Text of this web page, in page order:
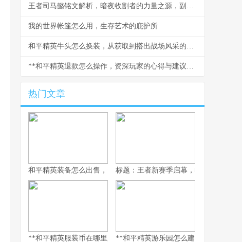
王者司马懿铭文解析，暗夜收割者的力量之源，副标题，穿透与爆发的艺术铭文交响
我的世界帐篷怎么用，生存艺术的庇护所
和平精英牛头怎么换装，从获取到搭出战场风采的副标题
**和平精英退款怎么操作，资深玩家的心得与建议，副标题，理清流程规避风险的实用指南**
热门文章
和平精英装备怎么出售，资深玩家的交易谋略副标题，虚拟战场的
标题：王者新赛季启幕，峡谷变革与玩
**和平精英服装币在哪里用，老兵的时尚购物指南，副标题，揭秘
**和平精英游乐园怎么建：从虚拟战场